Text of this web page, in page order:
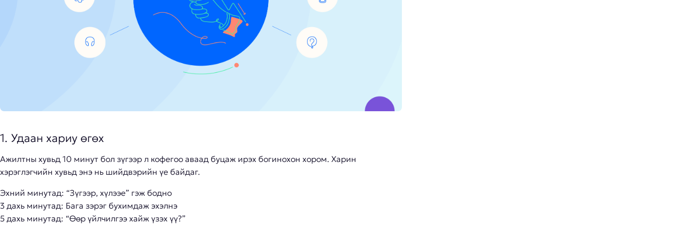
1. Удаан хариу өгөх
Ажилтны хувьд 10 минут бол зүгээр л кофегоо аваад буцаж ирэх богинохон хором. Харин
хэрэглэгчийн хувьд энэ нь шийдвэрийн үе байдаг.
Эхний минутад: “Зүгээр, хүлээе” гэж бодно
3 дахь минутад: Бага зэрэг бухимдаж эхэлнэ
5 дахь минутад: “Өөр үйлчилгээ хайж үзэх үү?”